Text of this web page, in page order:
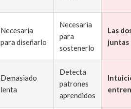
Necesaria
para diseñarlo
Necesaria
para
sostenerlo
Las
juntas
Demasiado
lenta
Detecta
patrones
aprendidos